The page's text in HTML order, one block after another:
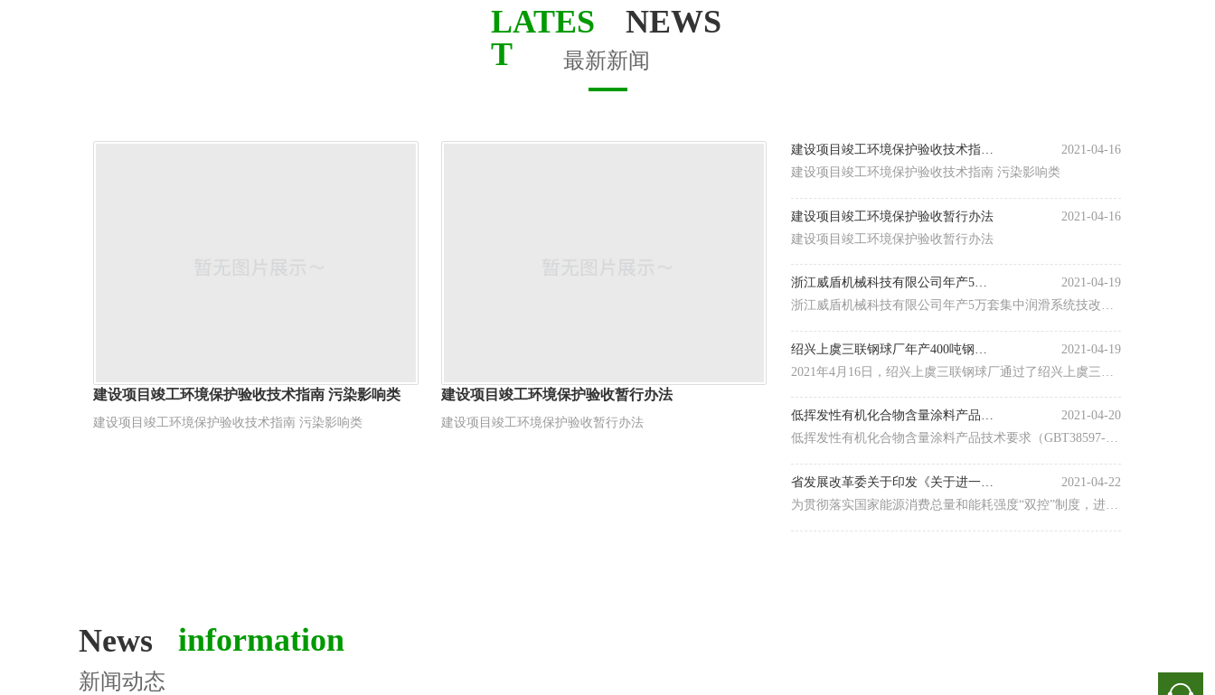
LATES
T
NEWS
最新新闻
建设项目竣工环境保护验收技术指南 污染影响类
建设项目竣工环境保护验收技术指南 污染影响类
建设项目竣工环境保护验收暂行办法
建设项目竣工环境保护验收暂行办法
建设项目竣工环境保护验收技术指南 污染影响类
2021-04-16
建设项目竣工环境保护验收技术指南 污染影响类
建设项目竣工环境保护验收暂行办法
2021-04-16
建设项目竣工环境保护验收暂行办法
浙江威盾机械科技有限公司年产5万套集中润滑系统技改项目竣工环境保护验收报告
2021-04-19
浙江威盾机械科技有限公司年产5万套集中润滑系统技改项
2021-04-19
2021年4月16日，绍兴上虞三联钢球厂通过了绍兴上虞三联
低挥发性有机化合物含量涂料产品技术要求（GB T 38597-2020）
2021-04-20
低挥发性有机化合物含量涂料产品技术要求（GBT38597-
2021-04-22
为贯彻落实国家能源消费总量和能耗强度“双控”制度，进一
information
News
新闻动态